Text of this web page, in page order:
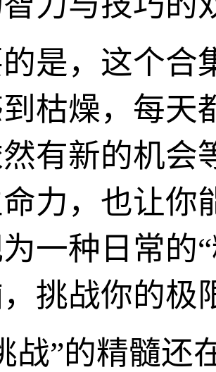
是，这个合
枯燥，每天
有新的机会
力，也让你
一种日常的
挑战你的极
战”的精髓还